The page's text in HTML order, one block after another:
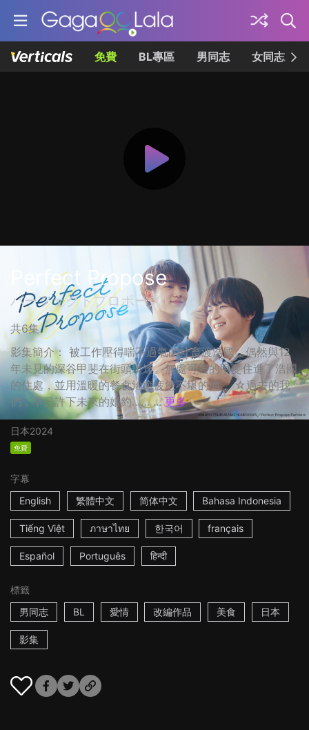
免費 BL專區 男同志 女同志
Perfect Propose
パーフェクトプロポーズ
共6集
影集簡介： 被工作壓得喘不過氣的社畜渡浩國，偶然與12
年未見的深谷甲斐在街頭重逢。無處可去的甲斐住進了浩國
的住處，並用溫暖的餐食治癒疲憊不堪的他。 ☆過去的我
們，早已許下未來的婚約…… ... 更多
日本2024
免費
字幕
English
繁體中文 简体中文 Bahasa Indonesia
Tiếng Việt ภาษาไทย 한국어 français
Español Português हिन्दी
標籤
男同志
BL 愛情 改編作品 美食 日本
影集